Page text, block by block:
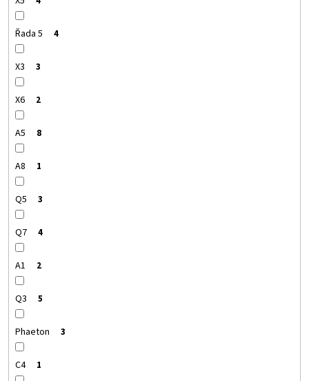
Řada 5 4
X3 3
X6 2
A5 8
A8 1
Q5 3
Q7 4
A1 2
Q3 5
Phaeton 3
C4 1